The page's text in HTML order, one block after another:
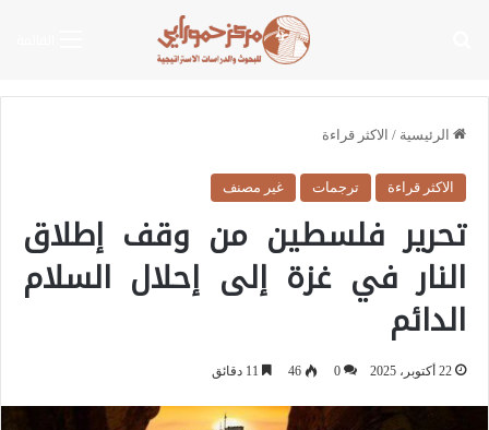
الرئيسية / الاكثر قراءة
الاكثر قراءة ترجمات غير مصنف
تحرير فلسطين من وقف إطلاق
النار في غزة إلى إحلال السلام
الدائم
22 أكتوبر، 2025 0
46